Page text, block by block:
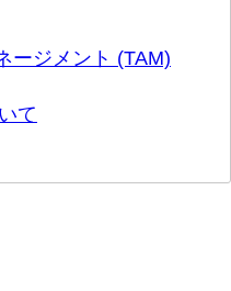
ージメント (TAM)
て